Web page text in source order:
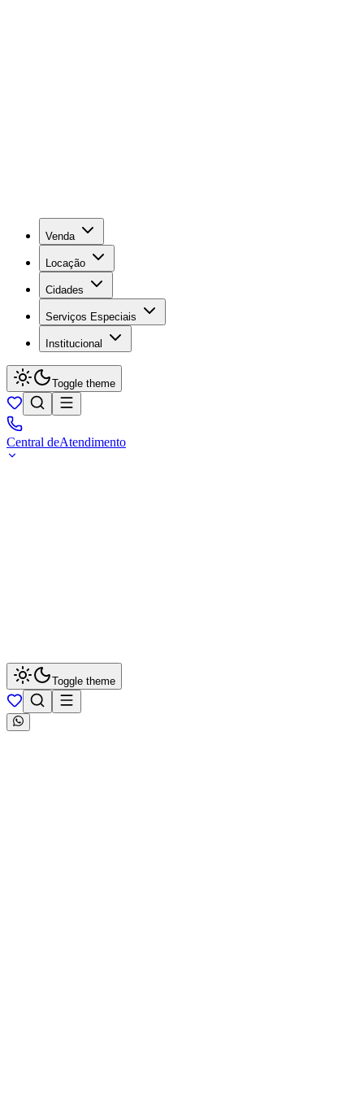
Venda
Locação
Cidades
Serviços Especiais
Institucional
Toggle theme
Central deAtendimento
Toggle theme